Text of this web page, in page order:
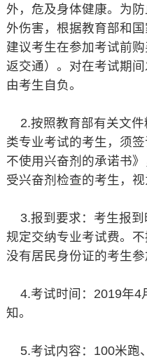
外，危及身体健康。为
外伤害，根据教育部和
建议考生在参加考试前
返交通）。对在考试期
由考生自负。
2.按照教育部有关文件
类专业考试的考生，须
不使用兴奋剂的承诺书
受兴奋剂检查的考生，视
3.报到要求：考生报到
规定交纳专业考试费。
没有居民身份证的考生参
4.考试时间：2019年4
知。
5.考试内容：100米跑